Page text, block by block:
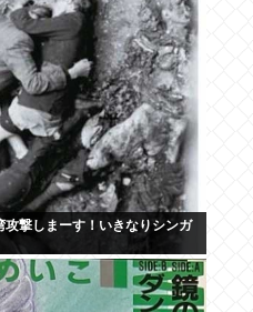
撃しまーす！いきなりシンガ